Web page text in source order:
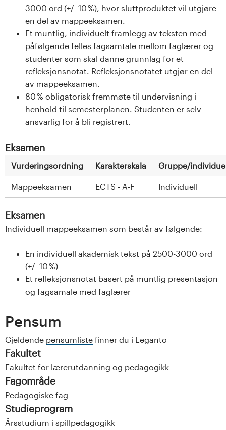
3000 ord (+/- 10 %), hvor sluttproduktet vil utgjøre
en del av mappeeksamen.
Et muntlig, individuelt framlegg av teksten med
påfølgende felles fagsamtale mellom faglærer og
studenter som skal danne grunnlag for et
refleksjonsnotat. Refleksjonsnotatet utgjør en del
av mappeeksamen.
80 % obligatorisk fremmøte til undervisning i
henhold til semesterplanen. Studenten er selv
ansvarlig for å bli registrert.
Eksamen
Vurderingsordning Karakterskala Gruppe/
Mappeeksamen ECTS - A-F Individuell
Eksamen
Individuell mappeeksamen som består av følgende:
En individuell akademisk tekst på 2500-3000 ord
(+/- 10 %)
Et refleksjonsnotat basert på muntlig presentasjon
og fagsamale med faglærer
Pensum
Gjeldende pensumliste finner du i Leganto
Fakultet
Fakultet for lærerutdanning og pedagogikk
Fagområde
Pedagogiske fag
Studieprogram
Årsstudium i spillpedagogikk